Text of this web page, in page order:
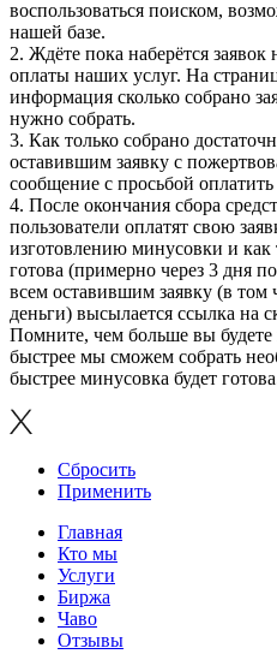
воспользоваться поиском,
нашей базе.
2. Ждёте пока наберётся
оплаты наших услуг. На
информация сколько собрано
нужно собрать.
3. Как только собрано
оставившим заявку с
сообщение с просьбой
4. После окончания сбора
пользователи оплатят свою
изготовлению минусовки и как
готова (примерно через 3 дня
всем оставившим заявку (в том
деньги) высылается ссылка на
Помните, чем больше вы будете
быстрее мы сможем собрать
быстрее минусовка будет
Сбросить
Применить
Главная
Кто мы
Услуги
Биржа
Чаво
Отзывы